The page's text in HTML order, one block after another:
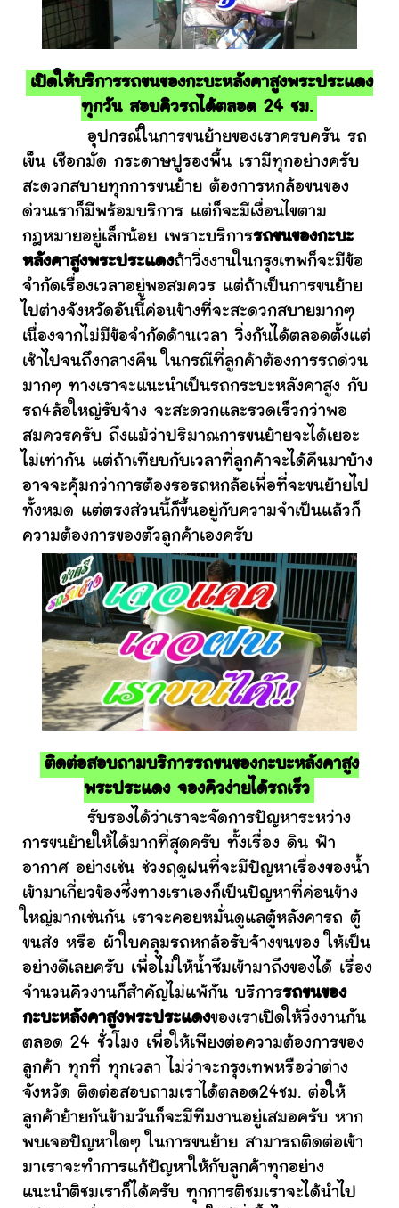
เปิดให้บริการรถขนของกะบะหลังคาสูงพระประแดง
ทุกวัน สอบคิวรถได้ตลอด 24 ชม.
อุปกรณ์ในการขนย้ายของเราครบครัน รถ
เข็น เชือกมัด กระดาษปูรองพื้น เรามีทุกอย่างครับ
สะดวกสบายทุกการขนย้าย ต้องการหกล้อขนของ
ด่วนเราก็มีพร้อมบริการ แต่ก็จะมีเงื่อนไขตาม
กฎหมายอยู่เล็กน้อย เพราะบริการรถขนของกะบะ
หลังคาสูงพระประแดงถ้าวิ่งงานในกรุงเทพก็จะมีข้อ
จำกัดเรื่องเวลาอยู่พอสมควร แต่ถ้าเป็นการขนย้าย
ไปต่างจังหวัดอันนี้ค่อนข้างที่จะสะดวกสบายมากๆ
เนื่องจากไม่มีข้อจำกัดด้านเวลา วิ่งกันได้ตลอดตั้งแต่
เช้าไปจนถึงกลางคืน ในกรณีที่ลูกค้าต้องการรถด่วน
มากๆ ทางเราจะแนะนำเป็นรถกระบะหลังคาสูง กับ
รถ4ล้อใหญ่รับจ้าง จะสะดวกและรวดเร็วกว่าพอ
สมควรครับ ถึงแม้ว่าปริมาณการขนย้ายจะได้เยอะ
ไม่เท่ากัน แต่ถ้าเทียบกับเวลาที่ลูกค้าจะได้คืนมาบ้าง
อาจจะคุ้มกว่าการต้องรอรถหกล้อเพื่อที่จะขนย้ายไป
ทั้งหมด แต่ตรงส่วนนี้ก็ขึ้นอยู่กับความจำเป็นแล้วก็
ความต้องการของตัวลูกค้าเองครับ
ติดต่อสอบถามบริการรถขนของกะบะหลังคาสูง
พระประแดง จองคิวง่ายได้รถเร็ว
รับรองได้ว่าเราจะจัดการปัญหาระหว่าง
การขนย้ายให้ได้มากที่สุดครับ ทั้งเรื่อง ดิน ฟ้า
อากาศ อย่างเช่น ช่วงฤดูฝนที่จะมีปัญหาเรื่องของน้ำ
เข้ามาเกี่ยวข้องซึ่งทางเราเองก็เป็นปัญหาที่ค่อนข้าง
ใหญ่มากเช่นกัน เราจะคอยหมั่นดูแลตู้หลังคารถ ตู้
ขนส่ง หรือ ผ้าใบคลุมรถหกล้อรับจ้างขนของ ให้เป็น
อย่างดีเลยครับ เพื่อไม่ให้น้ำซึมเข้ามาถึงของได้ เรื่อง
จำนวนคิวงานก็สำคัญไม่แพ้กัน บริการรถขนของ
กะบะหลังคาสูงพระประแดงของเราเปิดให้วิ่งงานกัน
ตลอด 24 ชั่วโมง เพื่อให้เพียงต่อความต้องการของ
ลูกค้า ทุกที่ ทุกเวลา ไม่ว่าจะกรุงเทพหรือว่าต่าง
จังหวัด ติดต่อสอบถามเราได้ตลอด24ชม. ต่อให้
ลูกค้าย้ายกันข้ามวันก็จะมีทีมงานอยู่เสมอครับ หาก
พบเจอปัญหาใดๆ ในการขนย้าย สามารถติดต่อเข้า
มาเราจะทำการแก้ปัญหาให้กับลูกค้าทุกอย่าง
แนะนำติชมเราก็ได้ครับ ทุกการติชมเราจะได้นำไป